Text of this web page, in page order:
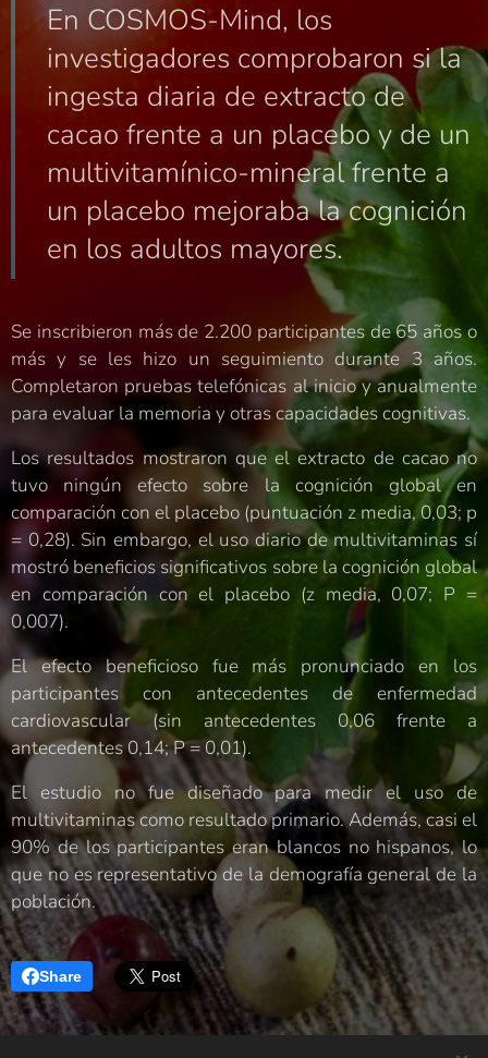
En COSMOS-Mind, los
investigadores comprobaron si la
ingesta diaria de extracto de
cacao frente a un placebo y de un
multivitamínico-mineral frente a
un placebo mejoraba la cognición
en los adultos mayores.
Se inscribieron más de 2.200 participantes de 65 años o
más y se les hizo un seguimiento durante 3 años.
Completaron pruebas telefónicas al inicio y anualmente
para evaluar la memoria y otras capacidades cognitivas.
Los resultados mostraron que el extracto de cacao no
tuvo ningún efecto sobre la cognición global en
comparación con el placebo (puntuación z media, 0,03; p
= 0,28). Sin embargo, el uso diario de multivitaminas sí
mostró beneficios significativos sobre la cognición global
en comparación con el placebo (z media, 0,07; P =
0,007).
El efecto beneficioso fue más pronunciado en los
participantes con antecedentes de enfermedad
cardiovascular (sin antecedentes 0,06 frente a
antecedentes 0,14; P = 0,01).
El estudio no fue diseñado para medir el uso de
multivitaminas como resultado primario. Además, casi el
90% de los participantes eran blancos no hispanos, lo
que no es representativo de la demografía general de la
población.
Share